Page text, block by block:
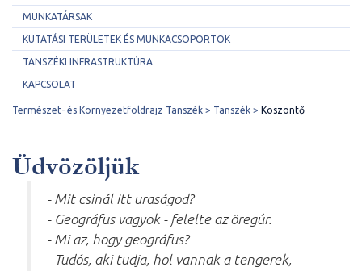
MUNKATÁRSAK
KUTATÁSI TERÜLETEK ÉS MUNKACSOPORTOK
TANSZÉKI INFRASTRUKTÚRA
KAPCSOLAT
Természet- és Környezetföldrajz Tanszék Tanszék Köszöntő
Üdvözöljük
- Mit csinál itt uraságod?
- Geográfus vagyok - felelte az öregúr.
- Mi az, hogy geográfus?
- Tudós, aki tudja, hol vannak a tengerek,